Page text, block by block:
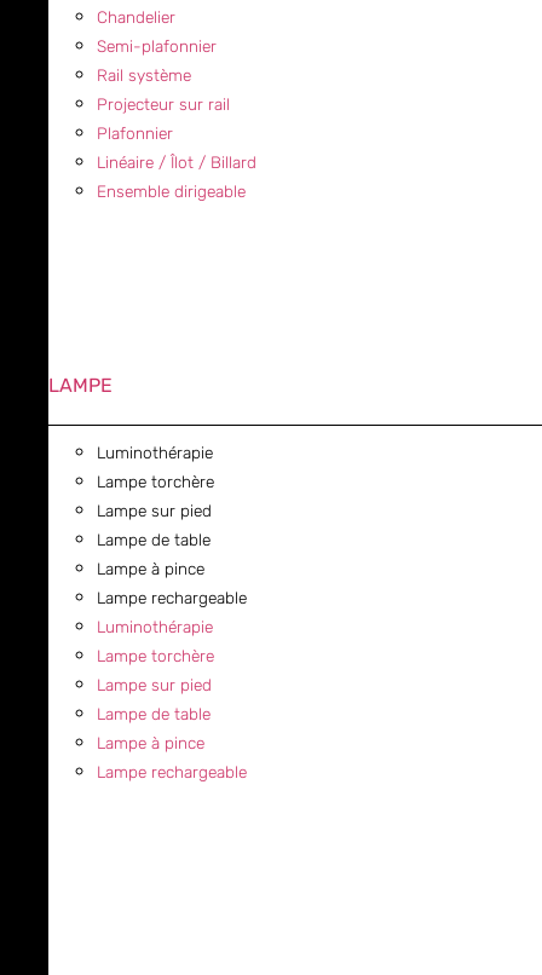
Chandelier
Semi-plafonnier
Rail système
Projecteur sur rail
Plafonnier
Linéaire / Îlot / Billard
Ensemble dirigeable
LAMPE
Luminothérapie
Lampe torchère
Lampe sur pied
Lampe de table
Lampe à pince
Lampe rechargeable
Luminothérapie
Lampe torchère
Lampe sur pied
Lampe de table
Lampe à pince
Lampe rechargeable